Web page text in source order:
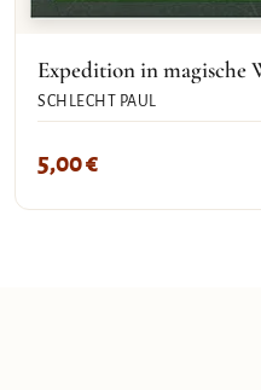
Expedition in magische
SCHLECHT PAUL
5,00€